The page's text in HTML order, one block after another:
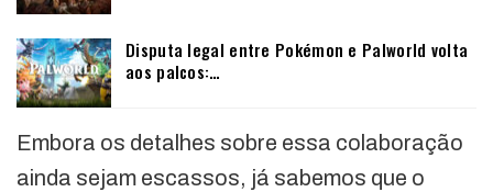
Disputa legal entre Pokémon e Palworld volta
aos palcos:…
Embora os detalhes sobre essa colaboração
ainda sejam escassos, já sabemos que o